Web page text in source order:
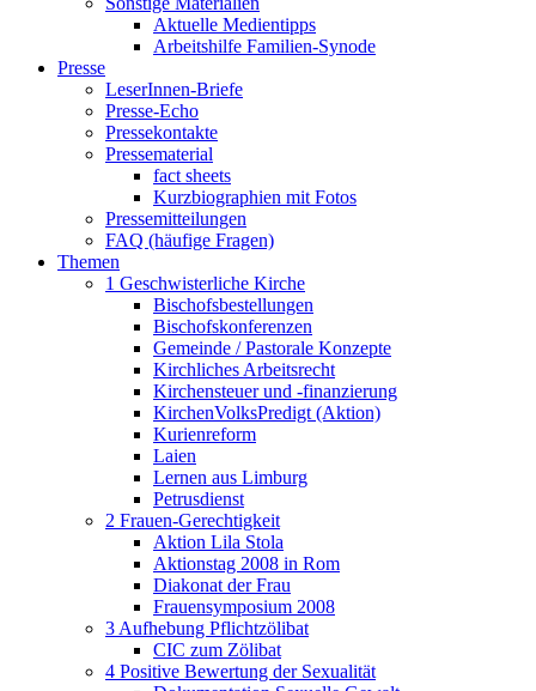
Aktuelle Medientipps
Arbeitshilfe Familien-Synode
Presse
LeserInnen-Briefe
Presse-Echo
Pressekontakte
Pressematerial
fact sheets
Kurzbiographien mit Fotos
Pressemitteilungen
FAQ (häufige Fragen)
Themen
1 Geschwisterliche Kirche
Bischofsbestellungen
Bischofskonferenzen
Gemeinde / Pastorale Konzepte
Kirchliches Arbeitsrecht
Kirchensteuer und -finanzierung
KirchenVolksPredigt (Aktion)
Kurienreform
Laien
Lernen aus Limburg
Petrusdienst
2 Frauen-Gerechtigkeit
Aktion Lila Stola
Aktionstag 2008 in Rom
Diakonat der Frau
Frauensymposium 2008
3 Aufhebung Pflichtzölibat
CIC zum Zölibat
4 Positive Bewertung der Sexualität